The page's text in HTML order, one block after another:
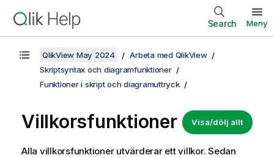
Search Meny
QlikView May 2024
Arbeta med QlikView
Skriptsyntax och diagramfunktioner
Funktioner i skript och diagramuttryck
Visa/dölj allt
Villkorsfunktioner
Alla villkorsfunktioner utvärderar ett villkor. Sedan